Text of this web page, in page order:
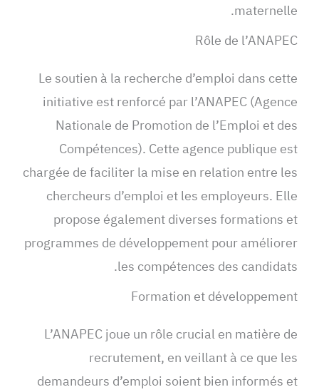
maternelle.
Rôle de l’ANAPEC
Le soutien à la recherche d’emploi dans cette
initiative est renforcé par l’ANAPEC (Agence
Nationale de Promotion de l’Emploi et des
Compétences). Cette agence publique est
chargée de faciliter la mise en relation entre les
chercheurs d’emploi et les employeurs. Elle
propose également diverses formations et
programmes de développement pour améliorer
les compétences des candidats.
Formation et développement
L’ANAPEC joue un rôle crucial en matière de
recrutement, en veillant à ce que les
demandeurs d’emploi soient bien informés et